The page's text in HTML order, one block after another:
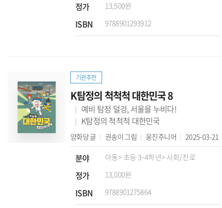
정가 13,500원
ISBN 9788901293912
기관추천
K탐정의 척척척 대한민국 8
예비 탐정 덜겅, 서울을 누비다!
K탐정의 척척척 대한민국
양화당글 권송이그림 웅진주니어 2025-03-21
분야 아동> 초등 3~4학년> 사회/진로
정가 13,000원
ISBN 9788901275864